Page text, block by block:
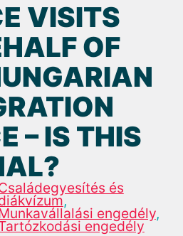
VISITS
OF
– IS THIS
és
,
engedély,
engedély